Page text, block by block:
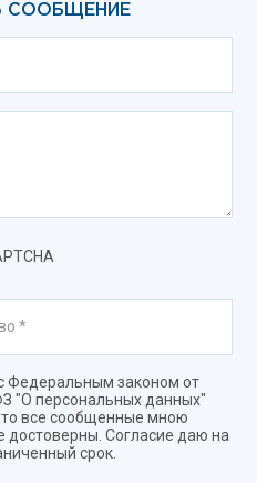
СООБЩЕНИЕ
Федеральным законом от
"О персональных данных"
все сообщенные мною
достоверны. Согласие даю на
срок.